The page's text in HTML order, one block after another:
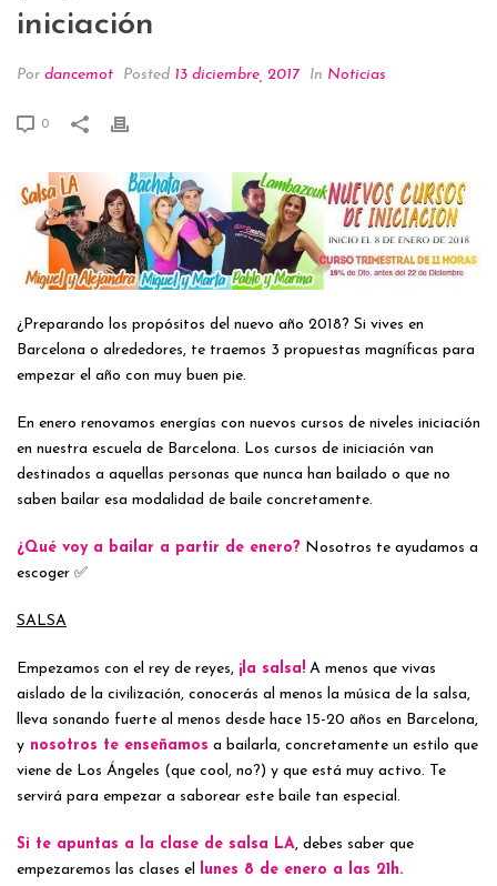
iniciación
Por dancemot Posted 13 diciembre, 2017 In Noticias
0
¿Preparando los propósitos del nuevo año 2018? Si vives en
Barcelona o alrededores, te traemos 3 propuestas magníficas para
empezar el año con muy buen pie.
En enero renovamos energías con nuevos cursos de niveles iniciación
en nuestra escuela de Barcelona. Los cursos de iniciación van
destinados a aquellas personas que nunca han bailado o que no
saben bailar esa modalidad de baile concretamente.
¿Qué voy a bailar a partir de enero? Nosotros te ayudamos a
escoger ✅
SALSA
Empezamos con el rey de reyes, ¡la salsa! A menos que vivas
aislado de la civilización, conocerás al menos la música de la salsa,
lleva sonando fuerte al menos desde hace 15-20 años en Barcelona,
y nosotros te enseñamos a bailarla, concretamente un estilo que
viene de Los Ángeles (que cool, no?) y que está muy activo. Te
servirá para empezar a saborear este baile tan especial.
Si te apuntas a la clase de salsa LA, debes saber que
empezaremos las clases el
lunes 8 de enero a las 21h.